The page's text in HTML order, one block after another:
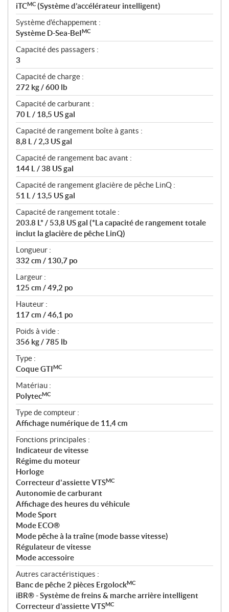
iTCMC (Système d’accélérateur intelligent)
Système d'échappement :
Système D-Sea-BeIMC
Capacité des passagers :
3
Capacité de charge :
272 kg / 600 lb
Capacité de carburant :
70 L / 18,5 US gal
Capacité de rangement boîte à gants :
8,8 L / 2,3 US gal
Capacité de rangement bac avant :
144 L / 38 US gal
Capacité de rangement glacière de pêche LinQ :
51 L / 13,5 US gal
Capacité de rangement totale :
203.8 L* / 53,8 US gal (*La capacité de rangement totale
inclut la glacière de pêche LinQ)
Longueur :
332 cm / 130,7 po
Largeur :
125 cm / 49,2 po
Hauteur :
117 cm / 46,1 po
Poids à vide :
356 kg / 785 lb
Type :
Coque GTIMC
Matériau :
PolytecMC
Type de compteur :
Affichage numérique de 11,4 cm
Fonctions principales :
Indicateur de vitesse
Régime du moteur
Horloge
Correcteur d'assiette VTSMC
Autonomie de carburant
Affichage des heures du véhicule
Mode Sport
Mode ECO®
Mode pêche à la traîne (mode basse vitesse)
Régulateur de vitesse
Mode accessoire
Autres caractéristiques :
Banc de pêche 2 pièces ErgolockMC
iBR® - Système de freins & marche arrière intelligent
Correcteur d’assiette VTSMC